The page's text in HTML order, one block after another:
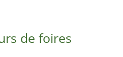
de foires